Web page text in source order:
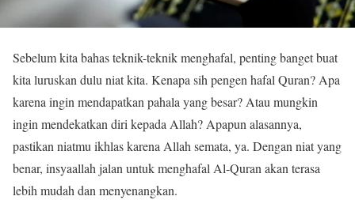
Sebelum kita bahas teknik-teknik menghafal, penting banget buat
kita luruskan dulu niat kita. Kenapa sih pengen hafal Quran? Apa
karena ingin mendapatkan pahala yang besar? Atau mungkin
ingin mendekatkan diri kepada Allah? Apapun alasannya,
pastikan niatmu ikhlas karena Allah semata, ya. Dengan niat yang
benar, insyaallah jalan untuk menghafal Al-Quran akan terasa
lebih mudah dan menyenangkan.